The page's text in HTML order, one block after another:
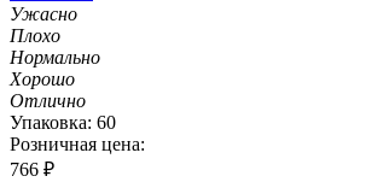
Ужасно
Плохо
Нормально
Хорошо
Отлично
Упаковка: 60
Розничная цена:
766 ₽